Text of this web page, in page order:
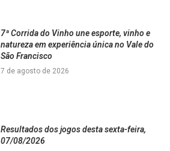
7ª Corrida do Vinho une esporte, vinho e
natureza em experiência única no Vale do
São Francisco
7 de agosto de 2026
Resultados dos jogos desta sexta-feira,
07/08/2026